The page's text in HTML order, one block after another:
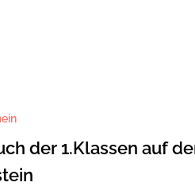
der 1.Klassen auf